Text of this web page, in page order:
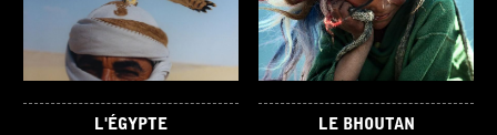
L'ÉGYPTE LE BHOUTAN